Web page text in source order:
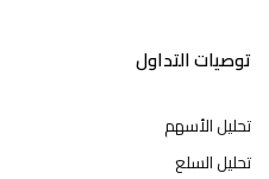
توصيات التداول
تحليل الأسهم
تحليل السلع